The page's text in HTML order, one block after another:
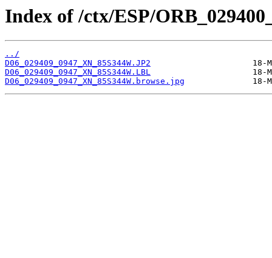
Index of /ctx/ESP/
../
D06_029409_0947_XN_85S344W.JP2
D06_029409_0947_XN_85S344W.LBL
D06_029409_0947_XN_85S344W.browse.jpg